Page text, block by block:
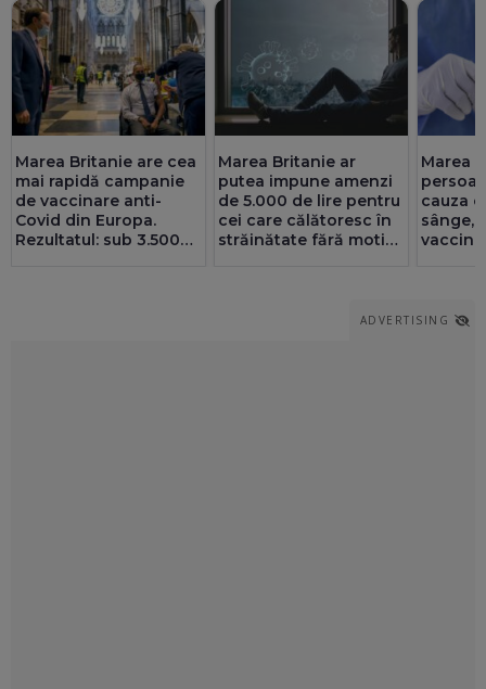
Marea Britanie are cea
mai rapidă campanie
de vaccinare anti-
Covid din Europa.
Rezultatul: sub 3.500
Marea Britanie ar
putea impune amenzi
de 5.000 de lire pentru
cei care călătoresc în
străinătate fără motiv
Marea
cauza
sânge,
ADVERTISING